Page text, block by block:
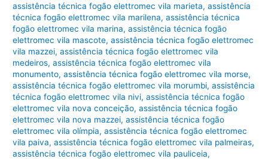
assistência técnica fogão elettromec vila marieta,assistência
técnica fogão elettromec vila marilena,assistência técnica
fogão elettromec vila marina,assistência técnica fogão
elettromec vila mascote,assistência técnica fogão elettromec
vila mazzei,assistência técnica fogão elettromec vila
medeiros,assistência técnica fogão elettromec vila
monumento,assistência técnica fogão elettromec vila morse,
assistência técnica fogão elettromec vila morumbi,assistência
técnica fogão elettromec vila nivi,assistência técnica fogão
elettromec vila nova conceição,assistência técnica fogão
elettromec vila nova mazzei,assistência técnica fogão
elettromec vila olímpia,assistência técnica fogão elettromec
vila paiva,assistência técnica fogão elettromec vila palmeiras,
assistência técnica fogão elettromec vila pauliceia,